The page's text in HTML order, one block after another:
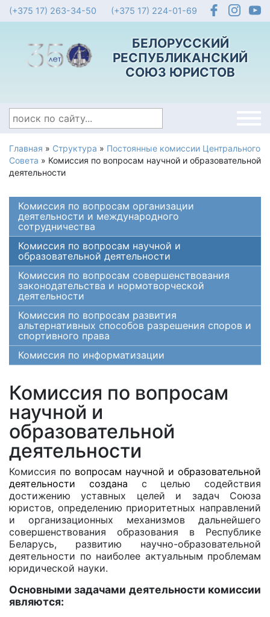
(+375 17) 263-34-50 (+375 17) 224-01-69
БЕЛОРУССКИЙ
РЕСПУБЛИКАНСКИЙ
СОЮЗ ЮРИСТОВ
Главная » Структура » Постоянные комиссии Центрального
Совета » Комиссия по вопросам научной и образовательной
деятельности
Комиссия по вопросам организации
деятельности и международного
сотрудничества
Комиссия по вопросам научной и
образовательной деятельности
Комиссия по вопросам совершенствования
законодательства и нормотворческой
деятельности
Комиссия по вопросам развития
альтернативных способов разрешения споров и
спортивного права
Комиссия по информатизации
Комиссия по вопросам
научной и
образовательной
деятельности
Комиссия по вопросам научной и образовательной
деятельности создана с целью содействия
достижению уставных целей и задач Союза
юристов, определению приоритетных направлений
и организационных механизмов дальнейшего
совершенствования образования в Республике
Беларусь, развитию научно-образовательной
деятельности по наиболее актуальным проблемам
юридической науки.
Основными задачами деятельности комиссии
являются: